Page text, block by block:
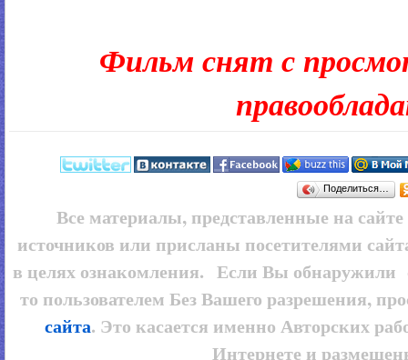
Фильм снят с
Поделиться…
Все материалы, представленные на сайте
источников или присланы посетителями
в целях ознакомления. Если Вы
то пользователем Без Вашего разрешения,
сайта. Это касается именно Авторских
Интернете и